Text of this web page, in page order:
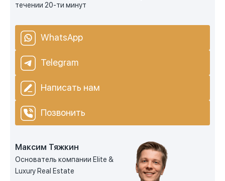
течении 20-ти минут
WhatsApp
Telegram
Написать нам
Позвонить
Максим Тяжкин
Основатель компании Elite &
Luxury Real Estate